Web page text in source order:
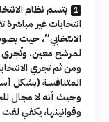
يتسم نظام
انتخابات غير
الانتخابي”، حيث
لمرشح معين. وتُجرى
ومن ثم تجري
المتنافسة (بشكل
وحيث أنه لا مجال
وقوانينها، يكفي